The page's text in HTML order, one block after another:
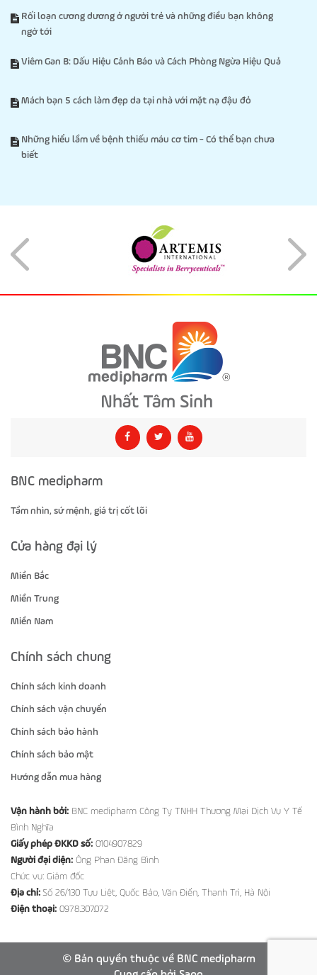
Rối loạn cương dương ở người trẻ và những điều bạn không
ngờ tới
Viêm Gan B: Dấu Hiệu Cảnh Báo và Cách Phòng Ngừa Hiệu Quả
Mách bạn 5 cách làm đẹp da tại nhà với mặt nạ đậu đỏ
Những hiểu lầm về bệnh thiếu máu cơ tim - Có thể bạn chưa
biết
BNC medipharm
Tầm nhìn, sứ mệnh, giá trị cốt lõi
Cửa hàng đại lý
Miền Bắc
Miền Trung
Miền Nam
Chính sách chung
Chính sách kinh doanh
Chính sách vận chuyển
Chính sách bảo hành
Chính sách bảo mật
Hướng dẫn mua hàng
Vận hành bởi: BNC medipharm Công Ty TNHH Thương Mại Dịch Vụ Y Tế
Bình Nghĩa
Giấy phép ĐKKD số: 0104907829
Người đại diện: Ông Phan Đăng Bình
Chức vụ: Giám đốc
Địa chỉ: Số 26/130 Tựu Liệt, Quốc Bảo, Văn Điển, Thanh Trì, Hà Nội
Điện thoại: 0978.307.072
© Bản quyền thuộc về BNC medipharm